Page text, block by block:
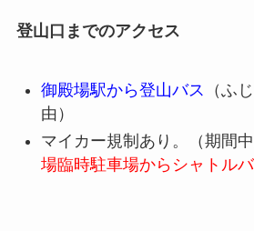
登山口までのアクセス
御殿場駅から登山バス
（ふ
由）
マイカー規制あり。（期間中
場臨時駐車場からシャトル